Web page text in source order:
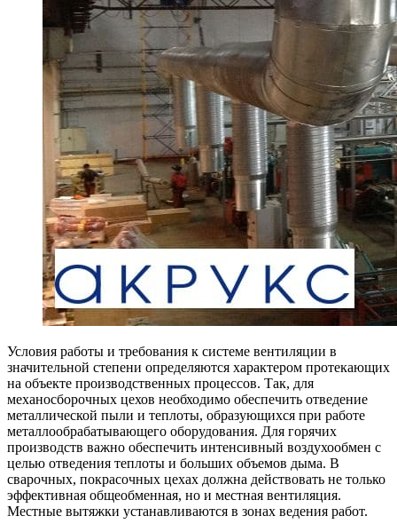
Условия работы и требования к системе вентиляции в
значительной степени определяются характером протекающих
на объекте производственных процессов. Так, для
механосборочных цехов необходимо обеспечить отведение
металлической пыли и теплоты, образующихся при работе
металлообрабатывающего оборудования. Для горячих
производств важно обеспечить интенсивный воздухообмен с
целью отведения теплоты и больших объемов дыма. В
сварочных, покрасочных цехах должна действовать не только
эффективная общеобменная, но и местная вентиляция.
Местные вытяжки устанавливаются в зонах ведения работ.